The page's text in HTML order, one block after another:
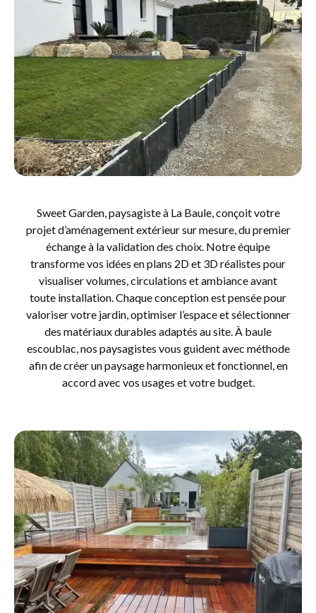
Sweet Garden, paysagiste à La Baule, conçoit votre
projet d’aménagement extérieur sur mesure, du premier
échange à la validation des choix. Notre équipe
transforme vos idées en plans 2D et 3D réalistes pour
visualiser volumes, circulations et ambiance avant
toute installation. Chaque conception est pensée pour
valoriser votre jardin, optimiser l’espace et sélectionner
des matériaux durables adaptés au site. À baule
escoublac, nos paysagistes vous guident avec méthode
afin de créer un paysage harmonieux et fonctionnel, en
accord avec vos usages et votre budget.